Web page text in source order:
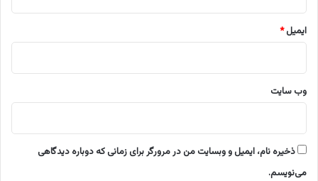
ایمیل*
وب‌ سایت
ذخیره نام، ایمیل و وبسایت من در مرورگر برای زمانی که دوباره دیدگاهی
می‌نویسم.